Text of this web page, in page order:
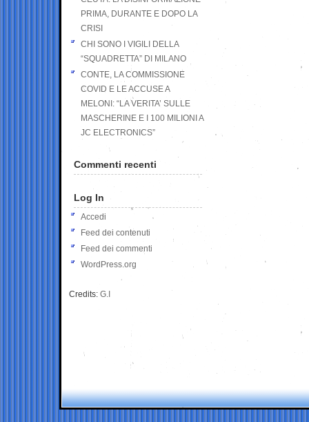
PRIMA, DURANTE E DOPO LA
CRISI
CHI SONO I VIGILI DELLA
“SQUADRETTA” DI MILANO
CONTE, LA COMMISSIONE
COVID E LE ACCUSE A
MELONI: “LA VERITA’ SULLE
MASCHERINE E I 100 MILIONI A
JC ELECTRONICS”
Commenti recenti
Log In
Accedi
Feed dei contenuti
Feed dei commenti
WordPress.org
Credits: G.I